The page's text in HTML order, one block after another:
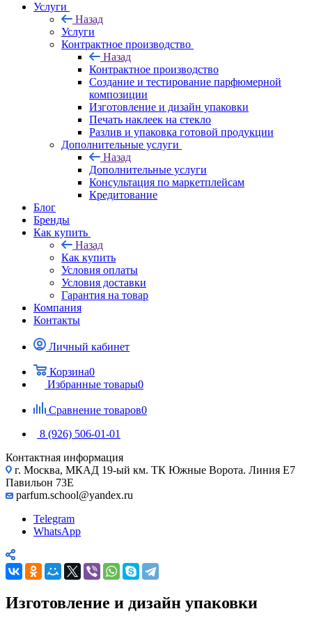
Услуги
Назад
Услуги
Контрактное производство
Назад
Контрактное производство
Создание и тестирование парфюмерной
композиции
Изготовление и дизайн упаковки
Печать наклеек на стекло
Разлив и упаковка готовой продукции
Дополнительные услуги
Назад
Дополнительные услуги
Консультация по маркетплейсам
Кредитование
Блог
Бренды
Как купить
Назад
Как купить
Условия оплаты
Условия доставки
Гарантия на товар
Компания
Контакты
Личный кабинет
Корзина0
Избранные товары0
Сравнение товаров0
8 (926) 506-01-01
Контактная информация
г. Москва, МКАД 19-ый км. ТК Южные Ворота. Линия Е7
Павильон 73Е
parfum.school@yandex.ru
Telegram
WhatsApp
Изготовление и дизайн упаковки